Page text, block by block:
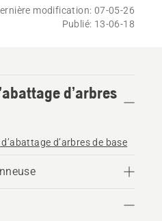
modification: 07-05-26
Publié: 13-06-18
d’arbres
d’arbres de base